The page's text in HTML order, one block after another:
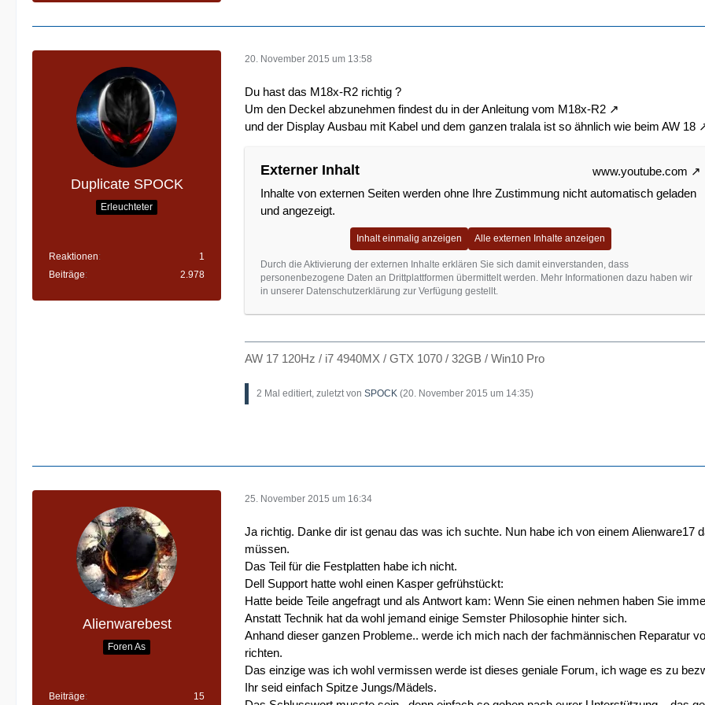
Duplicate SPOCK
Erleuchteter
Reaktionen
1
Beiträge
2.978
20. November 2015 um 13:58
Du hast das M18x-R2 richtig ?
Um den Deckel abzunehmen findest du in der Anleitung vom M18x-R2
und der Display Ausbau mit Kabel und dem ganzen tralala ist so ähnlich wie beim AW 18
Externer Inhalt
www.youtube.com
Inhalte von externen Seiten werden ohne Ihre Zustimmung nicht automatisch geladen
und angezeigt.
Inhalt einmalig anzeigen Alle externen Inhalte anzeigen
Durch die Aktivierung der externen Inhalte erklären Sie sich damit einverstanden, dass
personenbezogene Daten an Drittplattformen übermittelt werden. Mehr Informationen dazu haben wir
in unserer Datenschutzerklärung zur Verfügung gestellt.
AW 17 120Hz / i7 4940MX / GTX 1070 / 32GB / Win10 Pro
2 Mal editiert, zuletzt von SPOCK (20. November 2015 um 14:35)
Alienwarebest
Foren As
Beiträge 15
25. November 2015 um 16:34
Ja richtig. Danke dir ist genau das was ich suchte. Nun habe ich von einem Alienware17
müssen.
Das Teil für die Festplatten habe ich nicht.
Dell Support hatte wohl einen Kasper gefrühstückt:
Hatte beide Teile angefragt und als Antwort kam: Wenn Sie einen nehmen haben Sie
Anstatt Technik hat da wohl jemand einige Semster Philosophie hinter sich.
Anhand dieser ganzen Probleme.. werde ich mich nach der fachmännischen Reparatur
richten.
Das einzige was ich wohl vermissen werde ist dieses geniale Forum, ich wage es zu
Ihr seid einfach Spitze Jungs/Mädels.